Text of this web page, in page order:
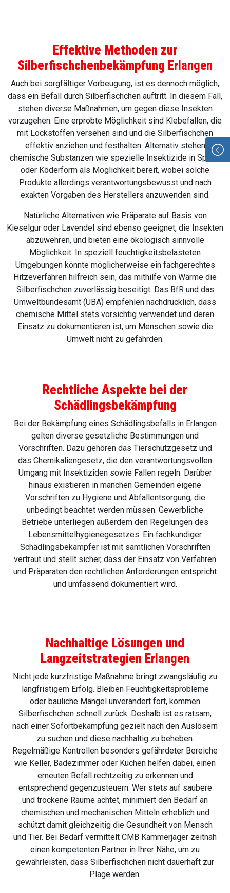
Effektive Methoden zur
Silberfischchenbekämpfung Erlangen
Auch bei sorgfältiger Vorbeugung, ist es dennoch möglich,
dass ein Befall durch Silberfischchen auftritt. In diesem Fall,
stehen diverse Maßnahmen, um gegen diese Insekten
vorzugehen. Eine erprobte Möglichkeit sind Klebefallen, die
mit Lockstoffen versehen sind und die Silberfischchen
effektiv anziehen und festhalten. Alternativ stehen
chemische Substanzen wie spezielle Insektizide in Spray-
oder Köderform als Möglichkeit bereit, wobei solche
Produkte allerdings verantwortungsbewusst und nach
exakten Vorgaben des Herstellers anzuwenden sind.
Natürliche Alternativen wie Präparate auf Basis von
Kieselgur oder Lavendel sind ebenso geeignet, die Insekten
abzuwehren, und bieten eine ökologisch sinnvolle
Möglichkeit. In speziell feuchtigkeitsbelasteten
Umgebungen könnte möglicherweise ein fachgerechtes
Hitzeverfahren hilfreich sein, das mithilfe von Wärme die
Silberfischchen zuverlässig beseitigt. Das BfR und das
Umweltbundesamt (UBA) empfehlen nachdrücklich, dass
chemische Mittel stets vorsichtig verwendet und deren
Einsatz zu dokumentieren ist, um Menschen sowie die
Umwelt nicht zu gefährden.
Rechtliche Aspekte bei der
Schädlingsbekämpfung
Bei der Bekämpfung eines Schädlingsbefalls in Erlangen
gelten diverse gesetzliche Bestimmungen und
Vorschriften. Dazu gehören das Tierschutzgesetz und
das Chemikaliengesetz, die den verantwortungsvollen
Umgang mit Insektiziden sowie Fallen regeln. Darüber
hinaus existieren in manchen Gemeinden eigene
Vorschriften zu Hygiene und Abfallentsorgung, die
unbedingt beachtet werden müssen. Gewerbliche
Betriebe unterliegen außerdem den Regelungen des
Lebensmittelhygienegesetzes. Ein fachkundiger
Schädlingsbekämpfer ist mit sämtlichen Vorschriften
vertraut und stellt sicher, dass der Einsatz von Verfahren
und Präparaten den rechtlichen Anforderungen entspricht
und umfassend dokumentiert wird.
Nachhaltige Lösungen und
Langzeitstrategien Erlangen
Nicht jede kurzfristige Maßnahme bringt zwangsläufig zu
langfristigem Erfolg. Bleiben Feuchtigkeitsprobleme
oder bauliche Mängel unverändert fort, kommen
Silberfischchen schnell zurück. Deshalb ist es ratsam,
nach einer Sofortbekämpfung gezielt nach den Auslösern
zu suchen und diese nachhaltig zu beheben.
Regelmäßige Kontrollen besonders gefährdeter Bereiche
wie Keller, Badezimmer oder Küchen helfen dabei, einen
erneuten Befall rechtzeitig zu erkennen und
entsprechend gegenzusteuern. Wer stets auf saubere
und trockene Räume achtet, minimiert den Bedarf an
chemischen und mechanischen Mitteln erheblich und
schützt damit gleichzeitig die Gesundheit von Mensch
und Tier. Bei Bedarf vermittelt CMB Kammerjäger zeitnah
einen kompetenten Partner in Ihrer Nähe, um zu
gewährleisten, dass Silberfischchen nicht dauerhaft zur
Plage werden.